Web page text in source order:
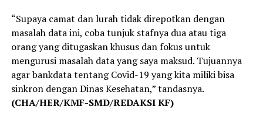
“Supaya camat dan lurah tidak direpotkan dengan
masalah data ini, coba tunjuk stafnya dua atau tiga
orang yang ditugaskan khusus dan fokus untuk
mengurusi masalah data yang saya maksud. Tujuannya
agar bankdata tentang Covid-19 yang kita miliki bisa
sinkron dengan Dinas Kesehatan,” tandasnya.
(CHA/HER/KMF-SMD/REDAKSI KF)